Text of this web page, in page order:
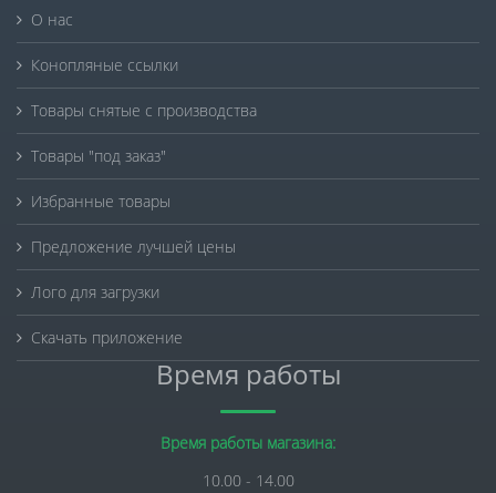
О нас
Конопляные ссылки
Товары снятые с производства
Товары "под заказ"
Избранные товары
Предложение лучшей цены
Лого для загрузки
Скачать приложение
Время работы
Время работы магазина:
10.00 - 14.00